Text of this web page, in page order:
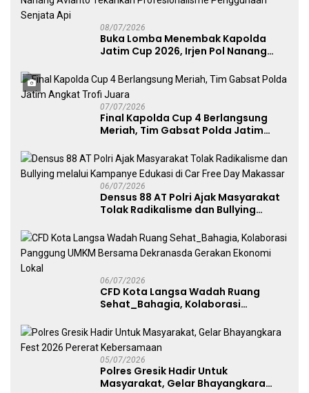
08/07/2026
Buka Lomba Menembak Kapolda
Jatim Cup 2026, Irjen Pol Nanang
Penggunaan Senjata Api
07/07/2026
Final Kapolda Cup 4 Berlangsung
Meriah, Tim Gabsat Polda Jatim
06/07/2026
Densus 88 AT Polri Ajak Masyarakat
Tolak Radikalisme dan Bullying
Free Day Makassar
06/07/2026
CFD Kota Langsa Wadah Ruang
Sehat_Bahagia, Kolaborasi
Dekranasda Gerakan Ekonomi Lokal
05/07/2026
Polres Gresik Hadir Untuk
Masyarakat, Gelar Bhayangkara